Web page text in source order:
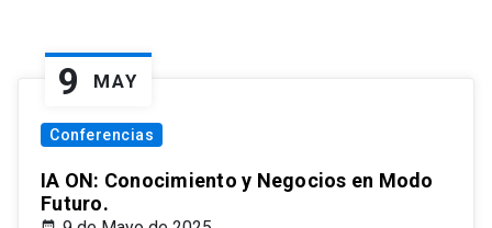
9 MAY
Conferencias
IA ON: Conocimiento y Negocios en Modo
Futuro.